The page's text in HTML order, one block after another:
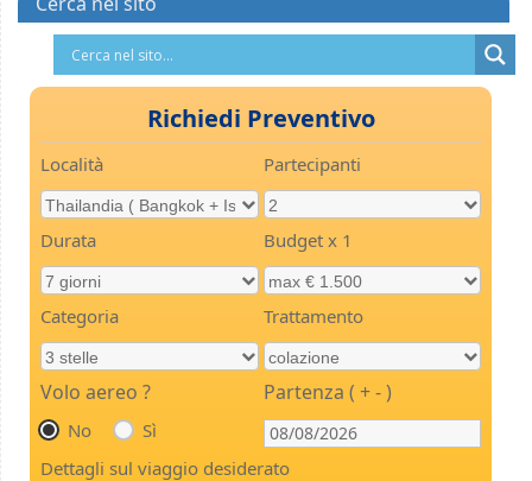
Richiedi Preventivo
Località Partecipanti
Durata Budget x 1
Categoria Trattamento
Volo aereo ?
No Sì
Partenza ( + - )
Dettagli sul viaggio desiderato